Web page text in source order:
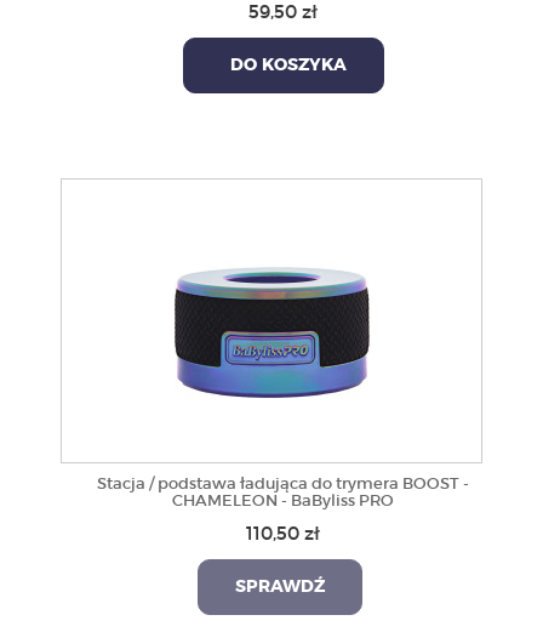
59,50 zł
DO KOSZYKA
Stacja / podstawa ładująca do trymera BOOST -
CHAMELEON - BaByliss PRO
110,50 zł
SPRAWDŹ